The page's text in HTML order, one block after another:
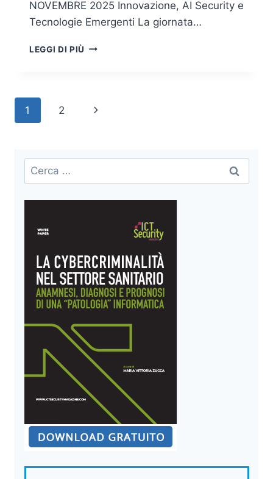
NOVEMBRE 2025 Innovazione, AI Security e
Tecnologie Emergenti La giornata…
LEGGI DI PIÙ FORUM
DUE
PER
IL
FUTURO
SICUREZZA
ITALIA
Navigazione
1 2
Pagina
Ricerca
per: